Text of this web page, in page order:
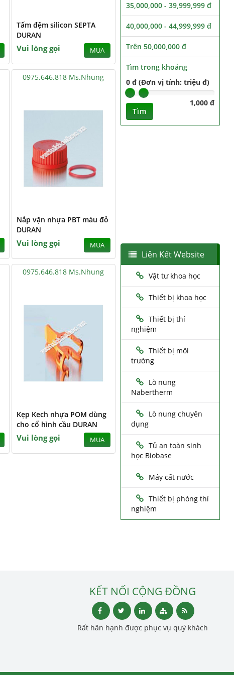
Tấm đệm silicon SEPTA
DURAN
Vui lòng gọi MUA
0975.646.818 Ms.Nhung
Nắp vặn nhựa PBT màu đỏ
DURAN
Vui lòng gọi MUA
0975.646.818 Ms.Nhung
Kẹp Kech nhựa POM dùng
cho cổ hình cầu DURAN
Vui lòng gọi MUA
35,000,000 - 39,999,999 đ
40,000,000 - 44,999,999 đ
Trên 50,000,000 đ
Tìm trong khoảng
0 đ (Đơn vị tính: triệu đ)
1,000 đ
Tìm
Liên Kết Website
Vật tư khoa học
Thiết bị khoa học
Thiết bị thí
nghiệm
Thiết bị môi
trường
Lò nung
Nabertherm
Lò nung chuyên
dụng
Tủ an toàn sinh
học Biobase
Máy cất nước
Thiết bị phòng thí
nghiệm
KẾT NỐI CỘNG ĐỒNG
Rất hân hạnh được phục vụ quý khách